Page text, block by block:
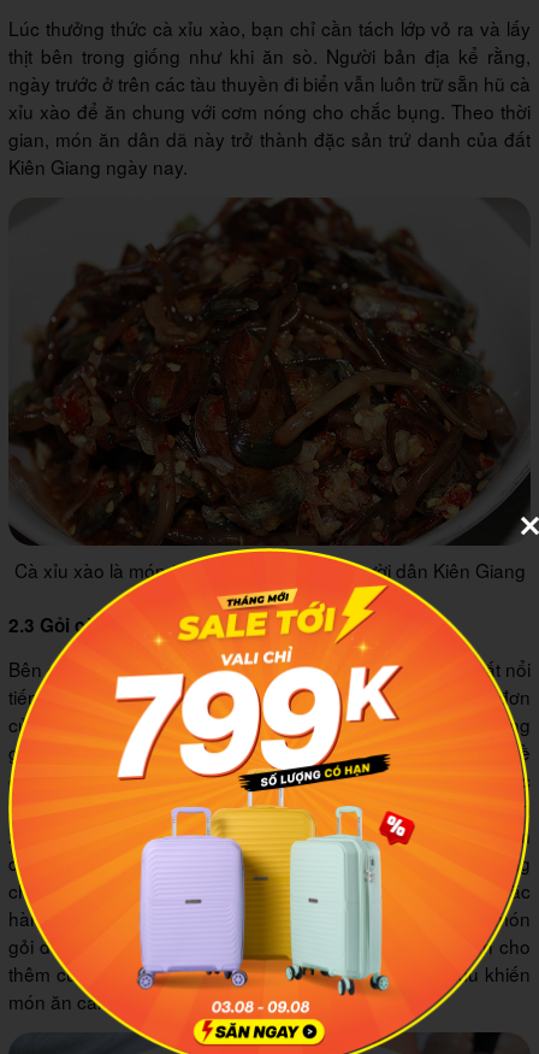
Lúc thưởng thức cà xỉu xào, bạn chỉ cần tách lớp vỏ ra và lấy
thịt bên trong giống như khi ăn sò. Người bản địa kể rằng,
ngày trước ở trên các tàu thuyền đi biển vẫn luôn trữ sẵn hũ cà
xỉu xào để ăn chung với cơm nóng cho chắc bụng. Theo thời
gian, món ăn dân dã này trở thành đặc sản trứ danh của đất
Kiên Giang ngày nay.
Cà xỉu xào là món ăn truyền thống của người dân Kiên Giang
2.3 Gỏi cà xỉu
Bên cạnh
gỏi cá trích,
gỏi cà xỉu cũng là một món ngon rất nổi
tiếng tại Kiên Giang, thường xuyên xuất hiện trong thực đơn
của các quán ăn, nhà hàng. Cách chế biến món này cũng
giống như gỏi xoài hay gỏi cóc, khá đơn giản chứ không hề
cầu kỳ. Cà xỉu muối trước tiên sẽ được chần sơ qua với nước
nóng để giảm độ mặn. Trong lúc đó, người đầu bếp sẽ băm
xoài thành sợi nhỏ, trộn với rau răm rồi pha thêm nước giấm
đường cùng một ít nước mắm để tạo độ đậm đà. Cuối cùng
chỉ cần trộn cà xỉu và hỗn hợp xoài băm lại với nhau rồi rắc
hành phi, đậu phộng rang vào để tăng thêm hương vị là món
gỏi đã hoàn thành. Ngoài ra khi chế biến, một số nơi còn cho
thêm củ hành tây thái sợi vào trộn chung với gỏi cà xỉu khiến
món ăn càng đậm vị.